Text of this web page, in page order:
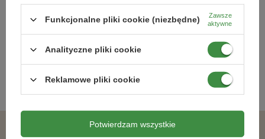
Kategorie powiązane
Nawozy uniwersalne,Nawozy dla warzyw,Biohumusy,Ratunek
dla słabej gleby,Warzywnik prosty w obsłudze BLACK MONTH
Funkcjonalne pliki cookie (niezbędne)
Zawsze
aktywne
Analityczne pliki cookie
Reklamowe pliki cookie
Potwierdzam wszystkie